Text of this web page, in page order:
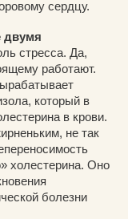
сердцу.
двумя
стресса. Да,
работают.
который в
в крови.
не так
холестерина. Оно
болезни